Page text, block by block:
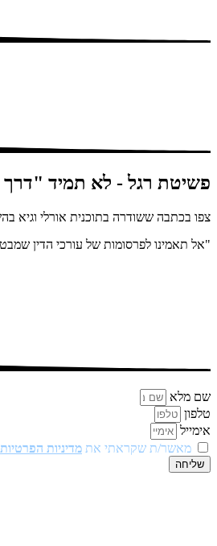
פשיטת רגל - לא תמיד
צפו בכתבה ששודרה בתוכנית אורלי וגיא
"אל תאמינו לפרסומות של עורכי הדין
שם מלא
טלפון
אימייל
מאשר/ת שקראתי את מדיניות הפרטיות
שליחה